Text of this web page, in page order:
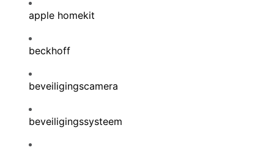
apple homekit
beckhoff
beveiligingscamera
beveiligingssysteem